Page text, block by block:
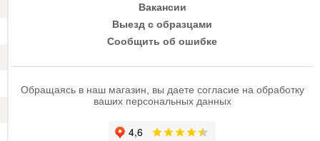
Вакансии
Выезд с образцами
Сообщить об ошибке
Обращаясь в наш магазин, вы даете согласие на обработку
ваших персональных данных